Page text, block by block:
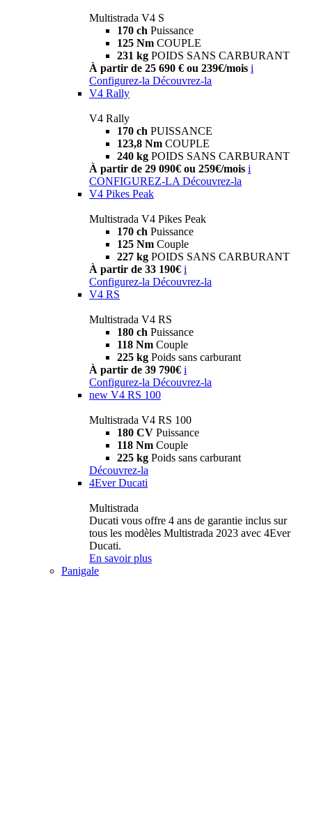
Multistrada V4 S
170 ch Puissance
125 Nm COUPLE
231 kg POIDS SANS CARBURANT
À partir de 25 690 € ou 239€/mois i
Configurez-la Découvrez-la
V4 Rally
V4 Rally
170 ch PUISSANCE
123,8 Nm COUPLE
240 kg POIDS SANS CARBURANT
À partir de 29 090€ ou 259€/mois i
CONFIGUREZ-LA Découvrez-la
V4 Pikes Peak
Multistrada V4 Pikes Peak
170 ch Puissance
125 Nm Couple
227 kg POIDS SANS CARBURANT
À partir de 33 190€ i
Configurez-la Découvrez-la
V4 RS
Multistrada V4 RS
180 ch Puissance
118 Nm Couple
225 kg Poids sans carburant
À partir de 39 790€ i
Configurez-la Découvrez-la
new V4 RS 100
Multistrada V4 RS 100
180 CV Puissance
118 Nm Couple
225 kg Poids sans carburant
Découvrez-la
4Ever Ducati
Multistrada
Ducati vous offre 4 ans de garantie inclus sur
tous les modèles Multistrada 2023 avec 4Ever
Ducati.
En savoir plus
Panigale